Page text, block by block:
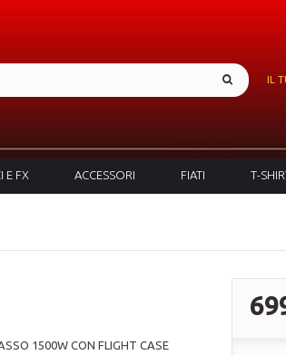
IL
E FX ACCESSORI FIATI T-
1500W CON FLIGHT CASE